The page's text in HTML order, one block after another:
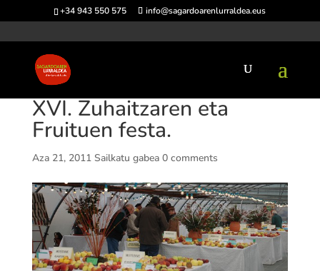
+34 943 550 575 info@sagardoarenlurraldea.eus
XVI. Zuhaitzaren eta
Fruituen festa.
Aza 21, 2011 Sailkatu gabea 0 comments